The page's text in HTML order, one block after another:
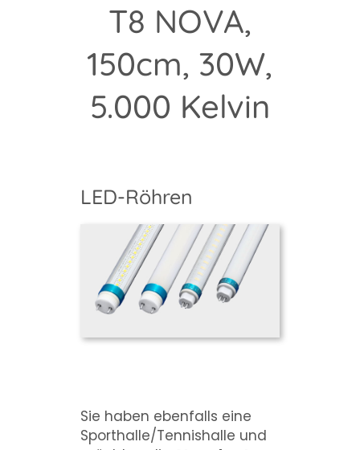
T8 NOVA,
150cm, 30W,
5.000 Kelvin
LED-Röhren
Sie haben ebenfalls eine
Sporthalle/Tennishalle und